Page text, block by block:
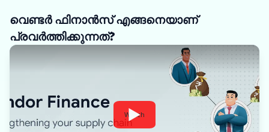
വെണ്ടർ ഫിനാൻസ് എങ്ങനെയാണ്
പ്രവർത്തിക്കുന്നത്?
Watch